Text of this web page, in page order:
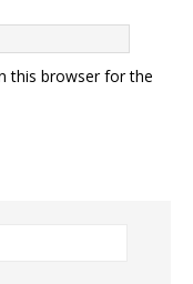
this browser for the